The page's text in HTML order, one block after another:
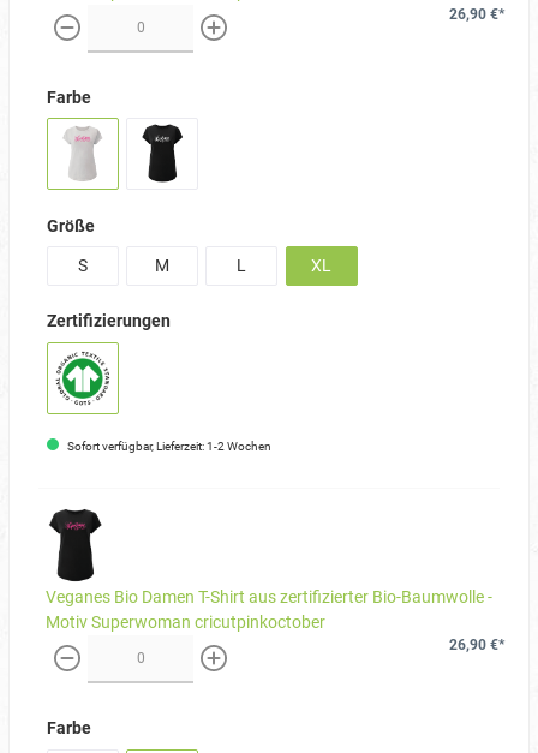
weniger mehr
26,90 €*
Farbe
Größe
S
M L XL
Zertifizierungen
Sofort verfügbar, Lieferzeit: 1-2 Wochen
Veganes Bio Damen T-Shirt aus zertifizierter Bio-Baumwolle -
Motiv Superwoman cricutpinkoctober
weniger mehr
26,90 €*
Farbe